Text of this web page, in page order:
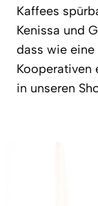
Kaffees
Kenissa und
dass wie
Kooperativen
in unseren